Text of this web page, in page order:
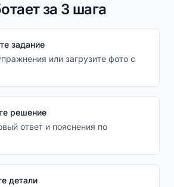
за 3 шага
задание
или загрузите фото с
решение
ответ и пояснения по
детали